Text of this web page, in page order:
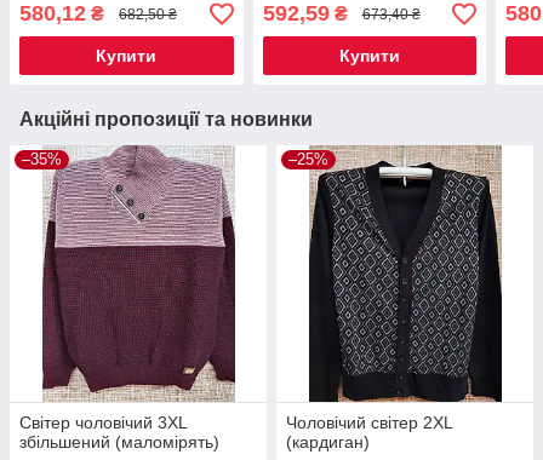
580,12 ₴ 682,50 ₴
Купити
592,59₴ 673,40 ₴
Купити
Акційні пропозиції та новинки
–35%
Світер чоловічий 3XL
збільшений (маломірять)
–25%
Чоловічий світер 2XL
(кардиган)